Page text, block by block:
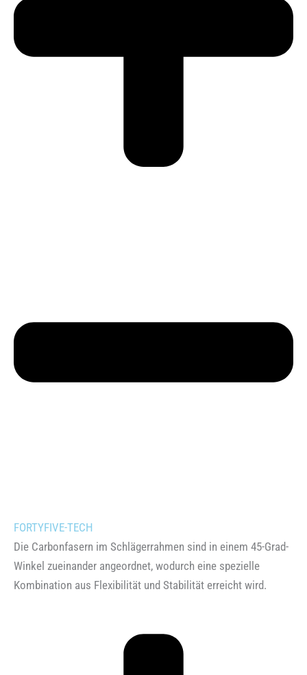
FORTYFIVE-TECH
Die Carbonfasern im Schlägerrahmen sind in einem 45-Grad-
Winkel zueinander angeordnet, wodurch eine spezielle
Kombination aus Flexibilität und Stabilität erreicht wird.